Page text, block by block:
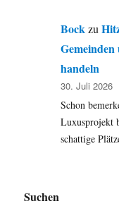
Bockzu
handeln
30. Juli 2026
Schon
Luxusprojekt
schattige
Suchen